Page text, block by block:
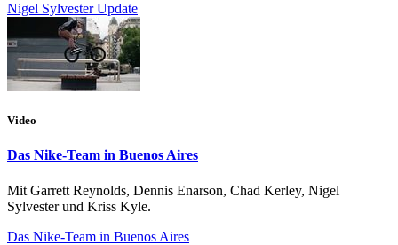
Nigel Sylvester Update
Video
Das Nike-Team in Buenos Aires
Mit Garrett Reynolds, Dennis Enarson, Chad Kerley, Nigel
Sylvester und Kriss Kyle.
Das Nike-Team in Buenos Aires